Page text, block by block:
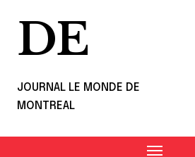
DE
JOURNAL LE MONDE DE
MONTREAL